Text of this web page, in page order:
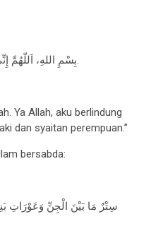
بِسْمِ اللهِ، اَللّهُمَّ إِنِّيْ أَعُوْذُ بِكَ مِنَ الْخُبُثِ وَالْخَبَائِثِ.
Ya Allah, aku berlindung
dan syaitan perempuan.”
bersabda:
سِتْرٌ مَا بَيْنَ الْجِنِّ وَعَوْرَاتِ